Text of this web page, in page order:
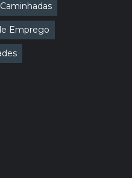
Caminhadas
Emprego